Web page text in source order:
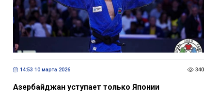
14:53 10 марта 2026 340
Азербайджан уступает только Японии